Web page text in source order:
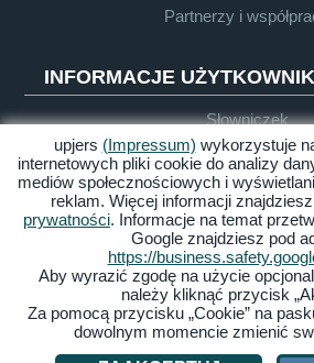
Partnerzy i
INFORMACJE
Słowniczek
Wytyczne dla Let's
Support
Polityka
prywatności
Zarządzaj
upjers (Impressum) wykorzystuje
internetowych pliki cookie do analizy
mediów społecznościowych i
reklam. Więcej informacji
prywatności. Informacje na temat
Google znajdziesz pod
https://
Aby wyrazić zgodę na użycie
należy kliknąć przycisk
Za pomocą przycisku „Cookie” na
dowolnym momencie zmienić